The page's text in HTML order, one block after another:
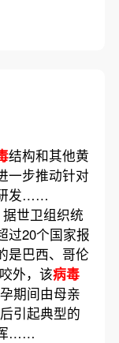
结构和其他黄
一步推动针对
发……
世卫组织统
过20个国家报
是巴西、哥伦
外，该病毒
期间由母亲
后引起典型的
……